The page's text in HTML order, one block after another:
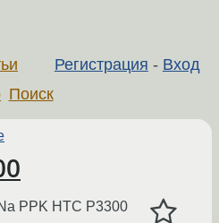
Регистрация - Вход
Поиск
PPK HTC P3300